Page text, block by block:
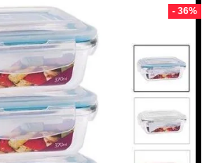
- 36%